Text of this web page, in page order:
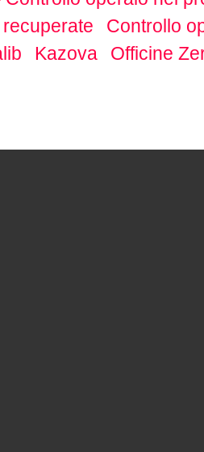
Controllo
Kazova
Officine